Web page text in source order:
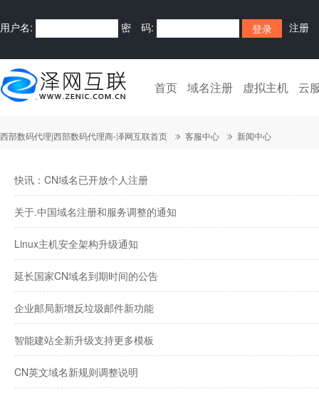
用户名: 密 码: 注册
首页 域名注册 虚拟主机 云
西部数码代理|西部数码代理商-泽网互联首页 客服中心 新闻中心
快讯：CN域名已开放个人注册
关于.中国域名注册和服务调整的通知
Linux主机安全架构升级通知
延长国家CN域名到期时间的公告
企业邮局新增反垃圾邮件新功能
智能建站全新升级支持更多模板
CN英文域名新规则调整说明